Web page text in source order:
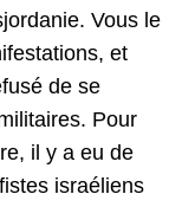
Vous le
et
de se
Pour
il y a eu de
israéliens